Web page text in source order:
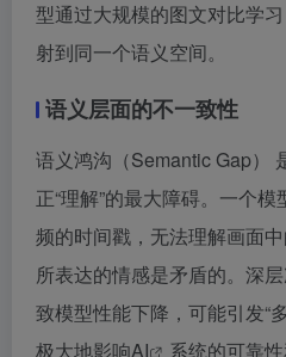
型通过大规模的图文对比学
射到同一个语义空间。
语义层面的不一致性
语义鸿沟（Semantic Gap）
正“理解”的最大障碍。一个
频的时间戳，无法理解画面中
所表达的情感是矛盾的。深
致模型性能下降，可能引发“
极大地影响AI 系统的可靠性